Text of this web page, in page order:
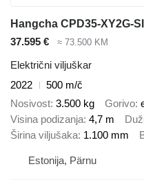
Hangcha CPD35-XY2G-
37.595 €
≈ 73.500 KM
Električni viljuškar
2022
500 m/č
Nosivost 3.500 kg Gorivo
Visina podizanja 4,7 m
Širina viljušaka 1.100 mm
Estonija, Pärnu